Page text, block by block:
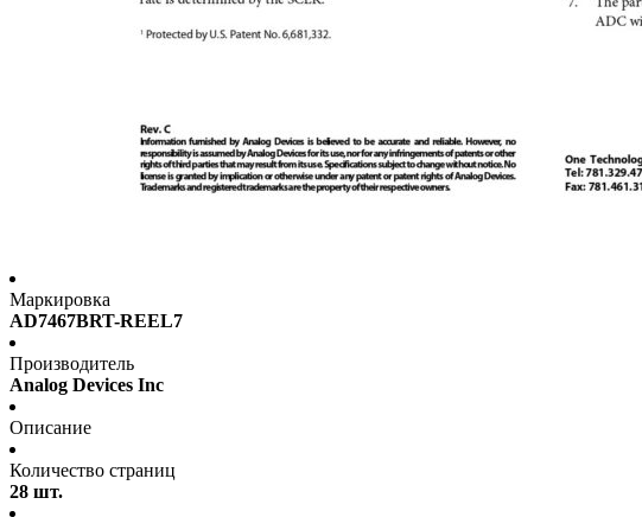
Маркировка
AD7467BRT-REEL7
Производитель
Analog Devices Inc
Описание
Количество страниц
28 шт.